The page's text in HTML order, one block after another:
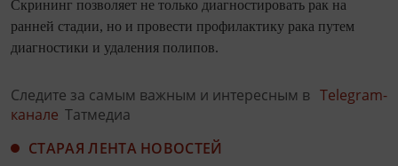
Скрининг позволяет не только диагностировать рак на
ранней стадии, но и провести профилактику рака путем
диагностики и удаления полипов.
Следите за самым важным и интересным в Telegram-
канале Татмедиа
СТАРАЯ ЛЕНТА НОВОСТЕЙ